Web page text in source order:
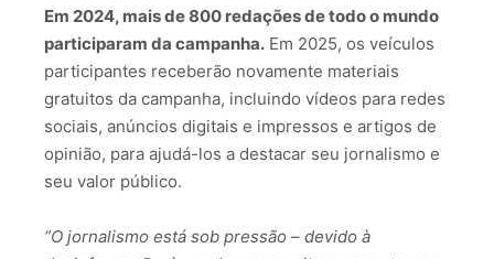
Em 2024, mais de 800 redações de todo o mundo
participaram da campanha. Em 2025, os veículos
participantes receberão novamente materiais
gratuitos da campanha, incluindo vídeos para redes
sociais, anúncios digitais e impressos e artigos de
opinião, para ajudá-los a destacar seu jornalismo e
seu valor público.
“O jornalismo está sob pressão – devido à